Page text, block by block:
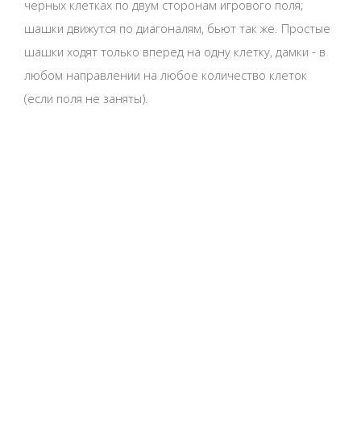
черных клетках по двум сторонам игрового поля;
шашки движутся по диагоналям, бьют так же. Простые
шашки ходят только вперед на одну клетку, дамки - в
любом направлении на любое количество клеток
(если поля не заняты).